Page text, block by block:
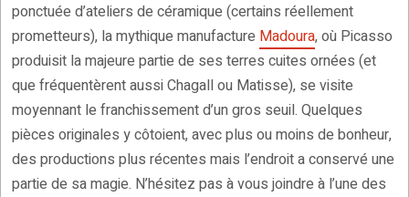
ponctuée d’ateliers de céramique (certains réellement
prometteurs), la mythique manufacture Madoura, où Picasso
produisit la majeure partie de ses terres cuites ornées (et
que fréquentèrent aussi Chagall ou Matisse), se visite
moyennant le franchissement d’un gros seuil. Quelques
pièces originales y côtoient, avec plus ou moins de bonheur,
des productions plus récentes mais l’endroit a conservé une
partie de sa magie. N’hésitez pas à vous joindre à l’une des